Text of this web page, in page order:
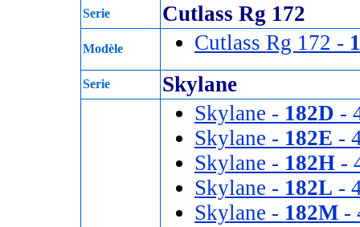
Serie Cutlass Rg 172
Modèle Cutlass Rg 172 -
Serie Skylane
Skylane - 182D -
Skylane - 182E -
Skylane - 182H -
Skylane - 182L -
Skylane - 182M -